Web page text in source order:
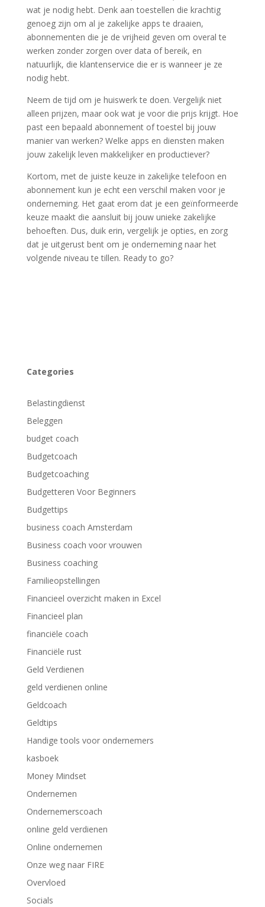
wat je nodig hebt. Denk aan toestellen die krachtig
genoeg zijn om al je zakelijke apps te draaien,
abonnementen die je de vrijheid geven om overal te
werken zonder zorgen over data of bereik, en
natuurlijk, die klantenservice die er is wanneer je ze
nodig hebt.
Neem de tijd om je huiswerk te doen. Vergelijk niet
alleen prijzen, maar ook wat je voor die prijs krijgt. Hoe
past een bepaald abonnement of toestel bij jouw
manier van werken? Welke apps en diensten maken
jouw zakelijk leven makkelijker en productiever?
Kortom, met de juiste keuze in zakelijke telefoon en
abonnement kun je echt een verschil maken voor je
onderneming. Het gaat erom dat je een geïnformeerde
keuze maakt die aansluit bij jouw unieke zakelijke
behoeften. Dus, duik erin, vergelijk je opties, en zorg
dat je uitgerust bent om je onderneming naar het
volgende niveau te tillen. Ready to go?
Categories
Belastingdienst
Beleggen
budget coach
Budgetcoach
Budgetcoaching
Budgetteren Voor Beginners
Budgettips
business coach Amsterdam
Business coach voor vrouwen
Business coaching
Familieopstellingen
Financieel overzicht maken in Excel
Financieel plan
financiële coach
Financiële rust
Geld Verdienen
geld verdienen online
Geldcoach
Geldtips
Handige tools voor ondernemers
kasboek
Money Mindset
Ondernemen
Ondernemerscoach
online geld verdienen
Online ondernemen
Onze weg naar FIRE
Overvloed
Socials